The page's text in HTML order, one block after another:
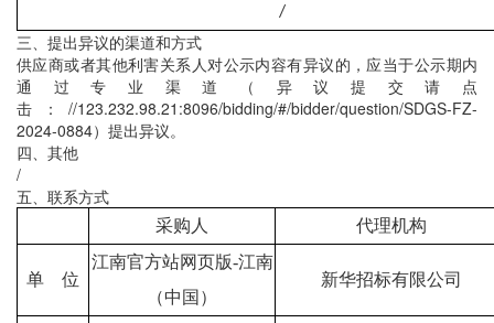
/
三、提出异议的渠道和方式
供应商或者其他利害关系人对公示内容有异议的，应当于公示期内
通过专业渠道（异议提交请点
击： //123.232.98.21:8096/bidding/#/bidder/question/SDGS-FZ-
2024-0884）提出异议。
四、其他
/
五、联系方式
采购人 代理机构
单 位
江南官方站网页版-江南
（中国）
新华招标有限公司